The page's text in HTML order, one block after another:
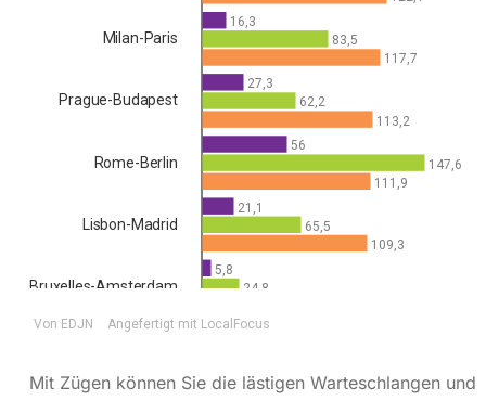
Mit Zügen können Sie die lästigen Warteschlangen und